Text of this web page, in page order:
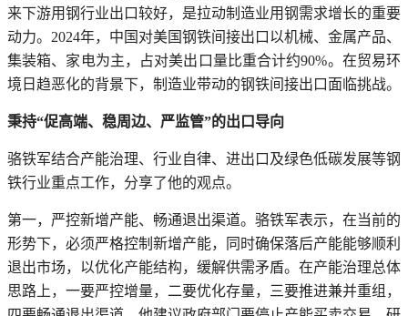
来下游用钢行业出口较好，是拉动制造业用钢需求增长的重要
动力。2024年，中国对美国钢铁间接出口以机械、金属产品、
集装箱、家电为主，占对美出口量比重合计约90%。在贸易环
境日趋恶化的背景下，制造业带动的钢铁间接出口面临挑战。
秉持“促高端、稳周边、严监管”的出口导向
骆铁军结合产能治理、行业自律、进出口及绿色低碳发展等钢
铁行业重点工作，分享了他的观点。
第一，严控新增产能、畅通退出渠道。骆铁军表示，在当前的
形势下，必须严格控制新增产能，同时确保落后产能能够顺利
退出市场，以优化产能结构，缓解供需矛盾。在产能治理总体
思路上，一要严控增量，二要优化存量，三要推进兼并重组，